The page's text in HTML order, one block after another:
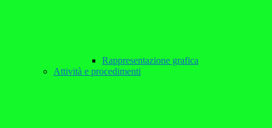
Rappresentazione grafica
Attività e procedimenti